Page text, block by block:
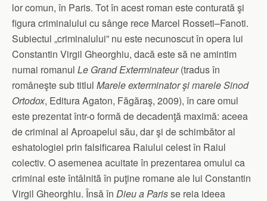
lor comun, în Paris. Tot în acest roman este conturată şi
figura criminalului cu sânge rece Marcel Rosseti–Fanoti.
Subiectul „criminalului” nu este necunoscut în opera lui
Constantin Virgil Gheorghiu, dacă este să ne amintim
numai romanul Le Grand Exterminateur(tradus în
româneşte sub titlul Marele exterminator şi marele Sinod
Ortodox, Editura Agaton, Făgăraş, 2009), în care omul
este prezentat într-o formă de decadenţă maximă: aceea
de criminal al Aproapelui său, dar şi de schimbător al
eshatologiei prin falsificarea Raiului celest în Raiul
colectiv. O asemenea acuitate în prezentarea omului ca
criminal este întâlnită în puţine romane ale lui Constantin
Virgil Gheorghiu. Însă în Dieu a Parisse reia ideea